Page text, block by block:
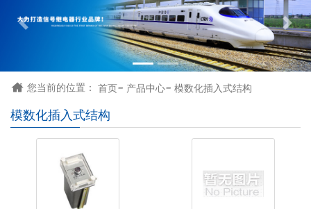
 您当前的位置： 首页- 产品中心- 模数化插入式结构
模数化插入式结构